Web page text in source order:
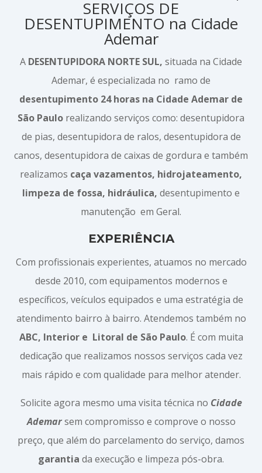
SERVIÇOS DE
DESENTUPIMENTO na Cidade
Ademar
A DESENTUPIDORA NORTE SUL, situada na Cidade
Ademar, é especializada no ramo de
desentupimento 24 horas na Cidade Ademar de
São Paulo realizando serviços como: desentupidora
de pias, desentupidora de ralos, desentupidora de
canos, desentupidora de caixas de gordura e também
realizamos caça vazamentos, hidrojateamento,
limpeza de fossa, hidráulica, desentupimento e
manutenção em Geral.
EXPERIÊNCIA
Com profissionais experientes, atuamos no mercado
desde 2010, com equipamentos modernos e
específicos, veículos equipados e uma estratégia de
atendimento bairro à bairro. Atendemos também no
ABC, Interior e Litoral de São Paulo. É com muita
dedicação que realizamos nossos serviços cada vez
mais rápido e com qualidade para melhor atender.
Solicite agora mesmo uma visita técnica no Cidade
Ademarsem compromisso e comprove o nosso
preço, que além do parcelamento do serviço, damos
garantia da execução e limpeza pós-obra.